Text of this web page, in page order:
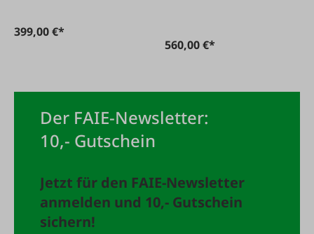
399,00 €*
560,00 €*
Der FAIE-Newsletter:
10,- Gutschein
Jetzt für den FAIE-Newsletter
anmelden und 10,- Gutschein
sichern!